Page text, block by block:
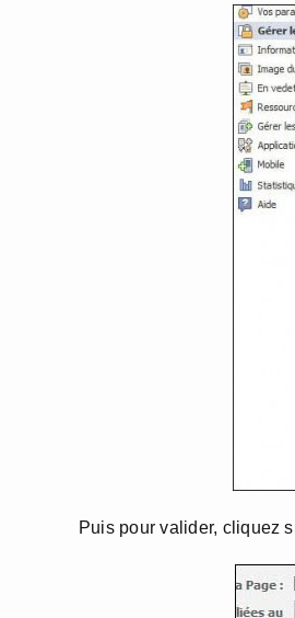
Puis pour valider, cliquez